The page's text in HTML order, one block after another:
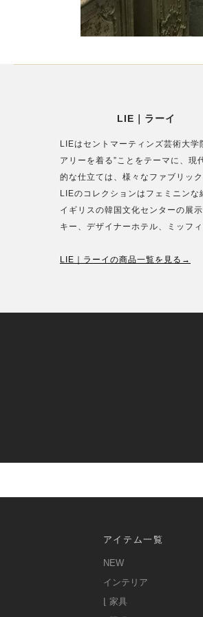
LIE｜ラーイ
LIEはセントマーティンズ芸術大
アリーを着る”ことをテーマに、
的な仕立ては、様々なファブリッ
LIEのコレクションはフェミニン
イギリスの韓国文化センターの展
キー、デザイナーホテル、ミッフ
LIE｜ラーイの商品一覧を見る→
アイテム一覧
NEW
インテリア
⌊ 家具